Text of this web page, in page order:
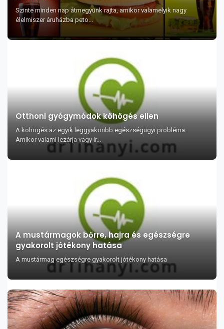
Szinte minden nap átmegyünk rajta, amikor valamelyik nagy
élelmiszer áruházba peto...
Otthoni gyógymódok köhögés ellen
A köhögés az egyik leggyakoribb egészségügyi probléma.
Amikor valami lezárja vagy ir...
A mustármagok bőrre, hajra és egészségre
gyakorolt jótékony hatása
A mustármag egészségre gyakorolt jótékony hatása